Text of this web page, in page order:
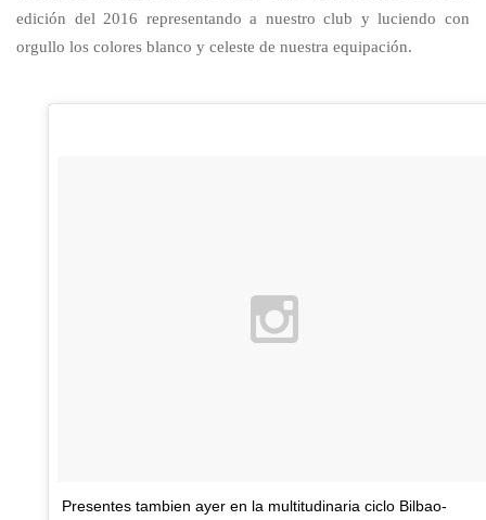
edición del 2016 representando a nuestro club y luciendo con
orgullo los colores blanco y celeste de nuestra equipación.
Presentes tambien ayer en la multitudinaria ciclo Bilbao-